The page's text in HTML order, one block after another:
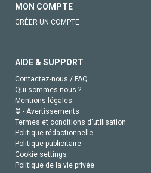
MON COMPTE
CRÉER UN COMPTE
AIDE & SUPPORT
Contactez-nous / FAQ
Qui sommes-nous ?
Mentions légales
© - Avertissements
Termes et conditions d'utilisation
Politique rédactionnelle
Politique publicitaire
Cookie settings
Politique de la vie privée